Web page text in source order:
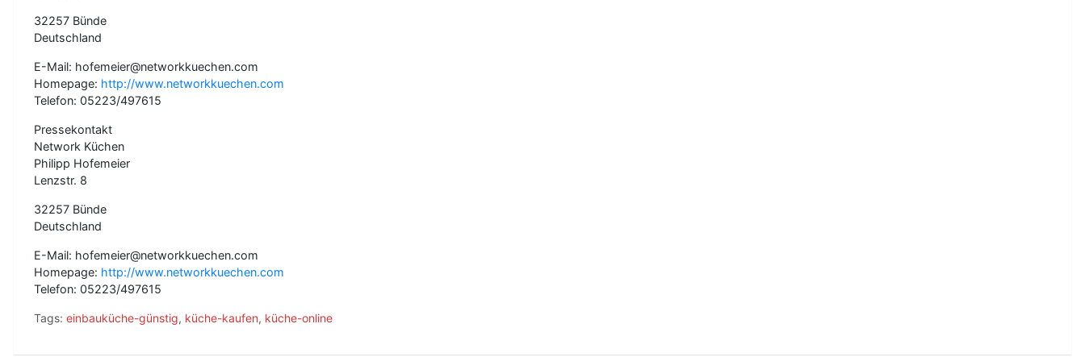
32257 Bünde
Deutschland
E-Mail: hofemeier@networkkuechen.com
Homepage: http://www.networkkuechen.com
Telefon: 05223/497615
Pressekontakt
Network Küchen
Philipp Hofemeier
Lenzstr. 8
32257 Bünde
Deutschland
E-Mail: hofemeier@networkkuechen.com
Homepage: http://www.networkkuechen.com
Telefon: 05223/497615
Tags: einbauküche-günstig, küche-kaufen, küche-online